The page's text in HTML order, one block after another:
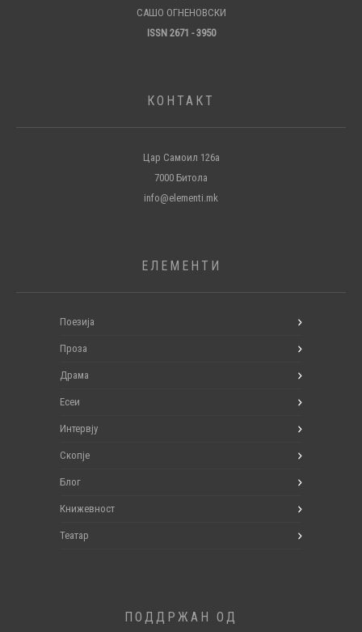
САШО ОГНЕНОВСКИ
ISSN 2671 - 3950
КОНТАКТ
Цар Самоил 126а
7000 Битола
info@elementi.mk
ЕЛЕМЕНТИ
Поезија
Проза
Драма
Есеи
Интервју
Скопје
Блог
Книжевност
Театар
ПОДДРЖАН ОД